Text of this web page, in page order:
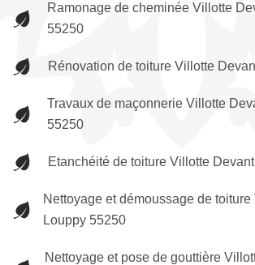
Ramonage de cheminée Villotte
55250
Rénovation de toiture Villotte
Travaux de maçonnerie Villotte
55250
Etanchéité de toiture Villotte
Nettoyage et démoussage de
Louppy 55250
Nettoyage et pose de gouttière